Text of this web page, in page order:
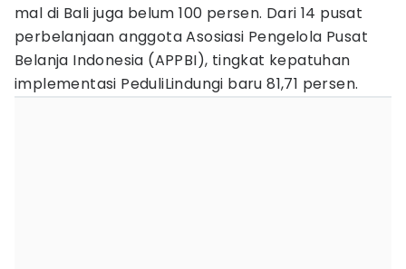
mal di Bali juga belum 100 persen. Dari 14 pusat
perbelanjaan anggota Asosiasi Pengelola Pusat
Belanja Indonesia (APPBI), tingkat kepatuhan
implementasi PeduliLindungi baru 81,71 persen.